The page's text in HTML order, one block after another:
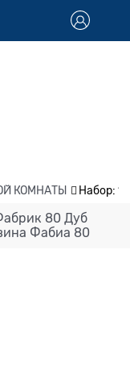
КОМНАТЫ Набор:
80 Дуб
Фабиа 80